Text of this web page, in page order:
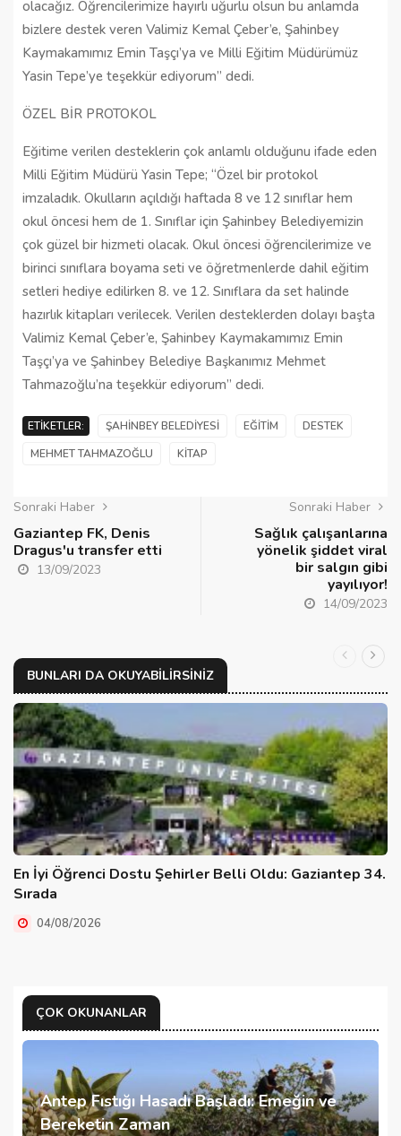
olacağız. Öğrencilerimize hayırlı uğurlu olsun bu anlamda
bizlere destek veren Valimiz Kemal Çeber’e, Şahinbey
Kaymakamımız Emin Taşçı’ya ve Milli Eğitim Müdürümüz
Yasin Tepe’ye teşekkür ediyorum” dedi.
ÖZEL BİR PROTOKOL
Eğitime verilen desteklerin çok anlamlı olduğunu ifade eden
Milli Eğitim Müdürü Yasin Tepe; “Özel bir protokol
imzaladık. Okulların açıldığı haftada 8 ve 12 sınıflar hem
okul öncesi hem de 1. Sınıflar için Şahinbey Belediyemizin
çok güzel bir hizmeti olacak. Okul öncesi öğrencilerimize ve
birinci sınıflara boyama seti ve öğretmenlerde dahil eğitim
setleri hediye edilirken 8. ve 12. Sınıflara da set halinde
hazırlık kitapları verilecek. Verilen desteklerden dolayı başta
Valimiz Kemal Çeber’e, Şahinbey Kaymakamımız Emin
Taşçı’ya ve Şahinbey Belediye Başkanımız Mehmet
Tahmazoğlu’na teşekkür ediyorum” dedi.
ETIKETLER: ŞAHINBEY BELEDIYESI EĞITIM
DESTEK
MEHMET TAHMAZOĞLU
KITAP
Sonraki Haber
Gaziantep FK, Denis
Dragus'u transfer etti
13/09/2023
Sonraki Haber
Sağlık çalışanlarına
yönelik şiddet viral
bir salgın gibi
yayılıyor!
14/09/2023
BUNLARI DA OKUYABILIRSINIZ
En İyi Öğrenci Dostu Şehirler Belli Oldu: Gaziantep 34.
Sırada
04/08/2026
ÇOK OKUNANLAR
Antep Fıstığı Hasadı Başladı: Emeğin ve
Bereketin Zaman